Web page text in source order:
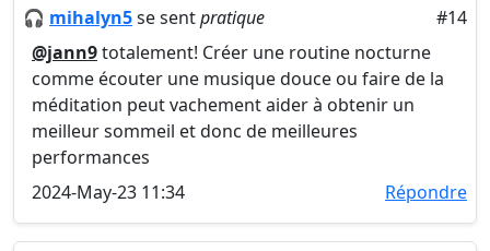
🎧 mihalyn5se sentpratique
#14
@jann9totalement! Créer une routine nocturne
comme écouter une musique douce ou faire de la
méditation peut vachement aider à obtenir un
meilleur sommeil et donc de meilleures
performances
2024-May-23 11:34
Répondre